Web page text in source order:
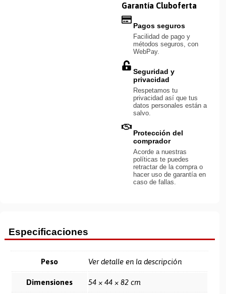
Garantía Cluboferta
Pagos seguros
Facilidad de pago y
métodos seguros, con
WebPay.
Seguridad y
privacidad
Respetamos tu
privacidad así que tus
datos personales están a
salvo.
Protección del
comprador
Acorde a nuestras
políticas te puedes
retractar de la compra o
hacer uso de garantía en
caso de fallas.
Especificaciones
Peso Ver detalle en la descripción
Dimensiones 54 × 44 × 82 cm